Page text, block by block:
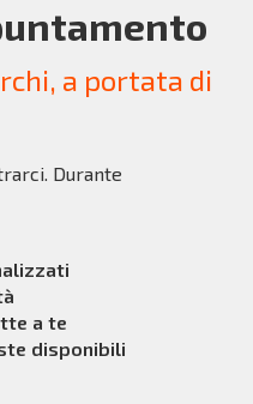
a portata di
Durante
a te
disponibili